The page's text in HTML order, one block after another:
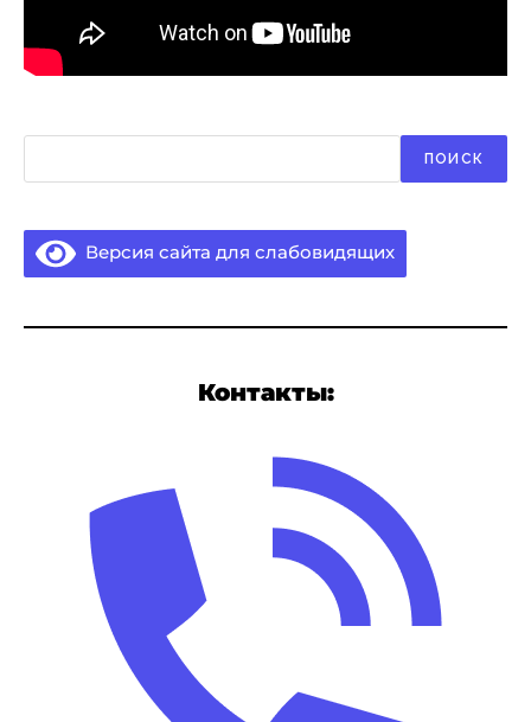
ПОИСК
Версия сайта для слабовидящих
Контакты: